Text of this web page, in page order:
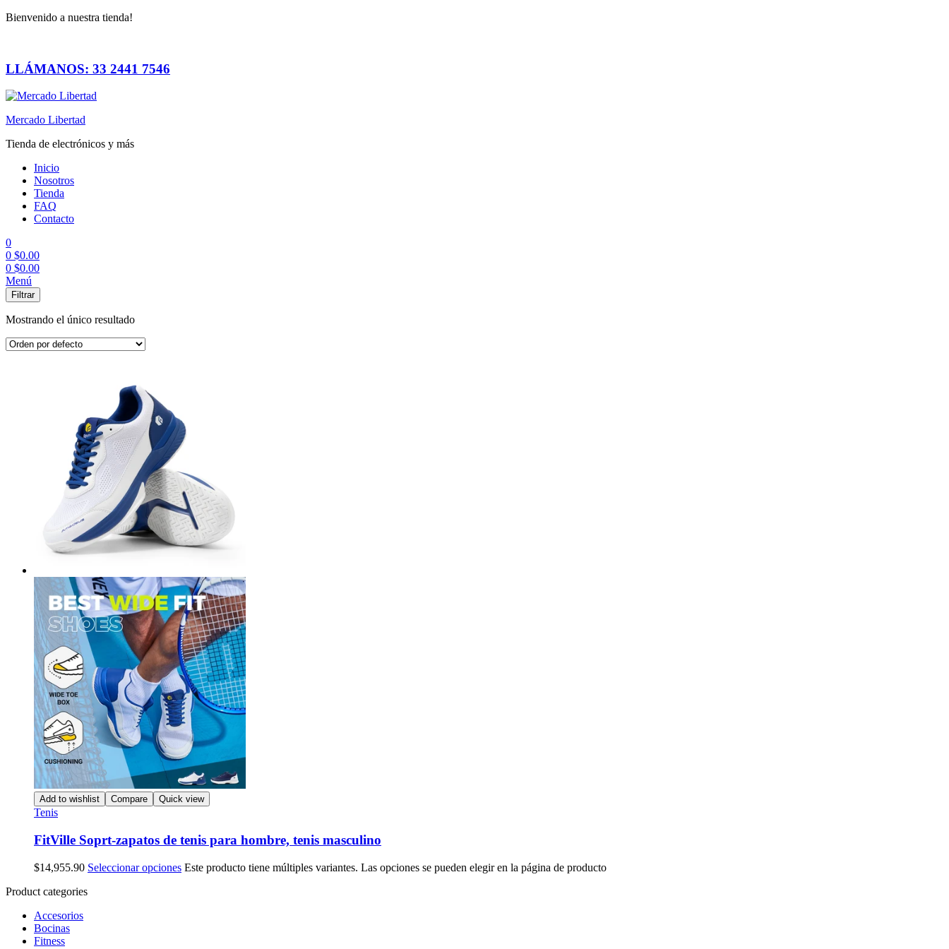
Bienvenido a nuestra tienda!
LLÁMANOS: 33 2441 7546
Mercado Libertad
Tienda de electrónicos y más
Inicio
Nosotros
Tienda
FAQ
Contacto
0
0 $0.00
0 $0.00
Menú
Filtrar
Mostrando el único resultado
Add to wishlist Compare Quick view
Tenis
FitVille Soprt-zapatos de tenis para hombre, tenis masculino
$14,955.90 Seleccionar opciones Este producto tiene múltiples variantes. Las opciones se pueden elegir en la página de producto
Product categories
Accesorios
Bocinas
Fitness